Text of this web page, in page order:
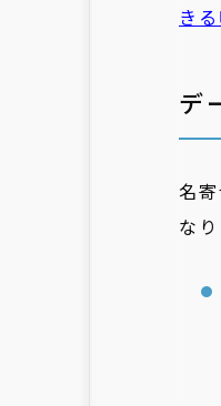
き
デ
名
なり